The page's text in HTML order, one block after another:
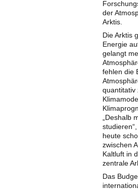
der
Arktis.
Die Arktis
Energie
gelangt
fehlen die
quantitativ
„Deshalb
heute
zwischen
Kaltluft in
zentrale
Das